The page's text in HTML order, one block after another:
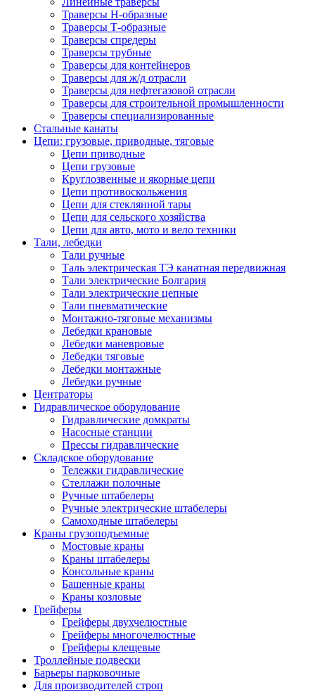
Траверсы Н-образные
Траверсы Т-образные
Траверсы спредеры
Траверсы трубные
Траверсы для контейнеров
Траверсы для ж/д отрасли
Траверсы для нефтегазовой отрасли
Траверсы для строительной промышленности
Траверсы специализированные
Стальные канаты
Цепи: грузовые, приводные, тяговые
Цепи приводные
Цепи грузовые
Круглозвенные и якорные цепи
Цепи противоскольжения
Цепи для стеклянной тары
Цепи для сельского хозяйства
Цепи для авто, мото и вело техники
Тали, лебедки
Тали ручные
Таль электрическая ТЭ канатная передвижная
Тали электрические Болгария
Тали электрические цепные
Тали пневматические
Монтажно-тяговые механизмы
Лебедки крановые
Лебедки маневровые
Лебедки тяговые
Лебедки монтажные
Лебедки ручные
Центраторы
Гидравлическое оборудование
Гидравлические домкраты
Насосные станции
Прессы гидравлические
Складское оборудование
Тележки гидравлические
Cтеллажи полочные
Ручные штабелеры
Ручные электрические штабелеры
Самоходные штабелеры
Краны грузоподъемные
Мостовые краны
Краны штабелеры
Консольные краны
Башенные краны
Краны козловые
Грейферы
Грейферы двухчелюстные
Грейферы многочелюстные
Грейферы клещевые
Троллейные подвески
Барьеры парковочные
Для производителей строп